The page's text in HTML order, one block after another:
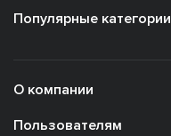
Популярные категории
О компании
Пользователям